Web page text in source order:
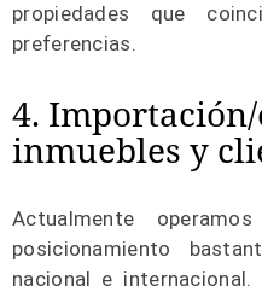
propiedades que
preferencias.
4.
inmuebles y
Actualmente
posicionamiento
nacional e internacional.